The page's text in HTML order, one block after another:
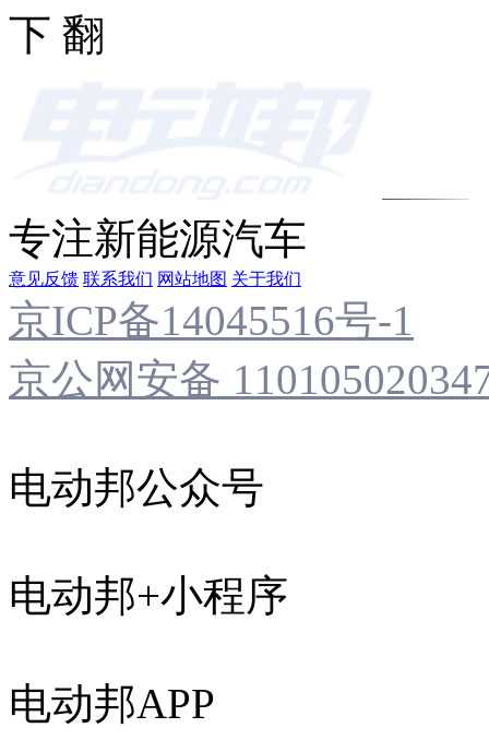
下 翻
专注新能源汽车
意见反馈 联系我们 网站地图 关于我们
京ICP备14045516号-1
京公网安备
电动邦公众号
电动邦+小程序
电动邦APP